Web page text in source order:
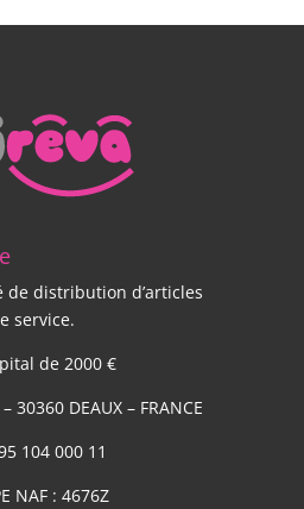
de distribution d’articles
service.
de 2000 €
30360 DEAUX – FRANCE
104 000 11
NAF : 4676Z